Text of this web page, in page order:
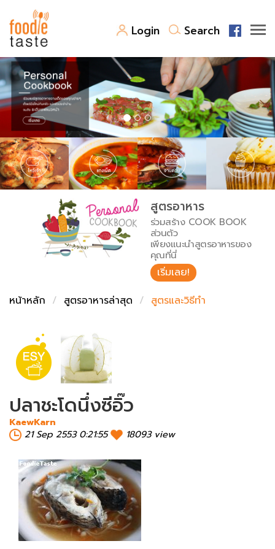
Login Search
สูตรอาหาร
สูตรอาหารล่าสุด
Top Foodie
พาไปชิม
สารพันก้นครัว
เคล็ดลับน่ารู้
เปรียบเทียบหน่วยการตวง
เปรียบเทียบอุณหภูมิ
เปรียบเทียบน้ำหนักวัตถุดิบ
FoodPedia
สร้าง Cookbook
สูตรอาหาร
ร่วมสร้าง COOK BOOK
ส่วนตัว
เพียงแนะนำสูตรอาหารของ
คุณที่นี่
เริ่มเลย!
หน้าหลัก
สูตรอาหารล่าสุด สูตรและวิธีทำ
ปลาชะโดนึ่งซีอิ๊ว
KaewKarn
21 Sep 2553 0:21:55
18093 view